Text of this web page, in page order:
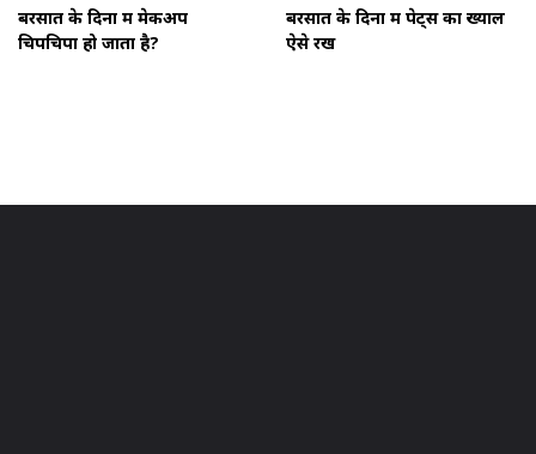
बरसात के दिनों में मेकअप
चिपचिपा हो जाता है?
बरसात के दिनों में पेट्स का ख्याल
ऐसे रखें